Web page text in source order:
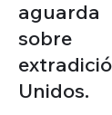
Unidos.